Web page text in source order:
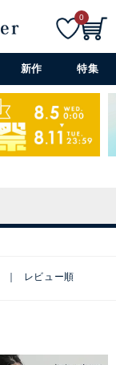
詳細検索+
0
新作 特集
レビュー順